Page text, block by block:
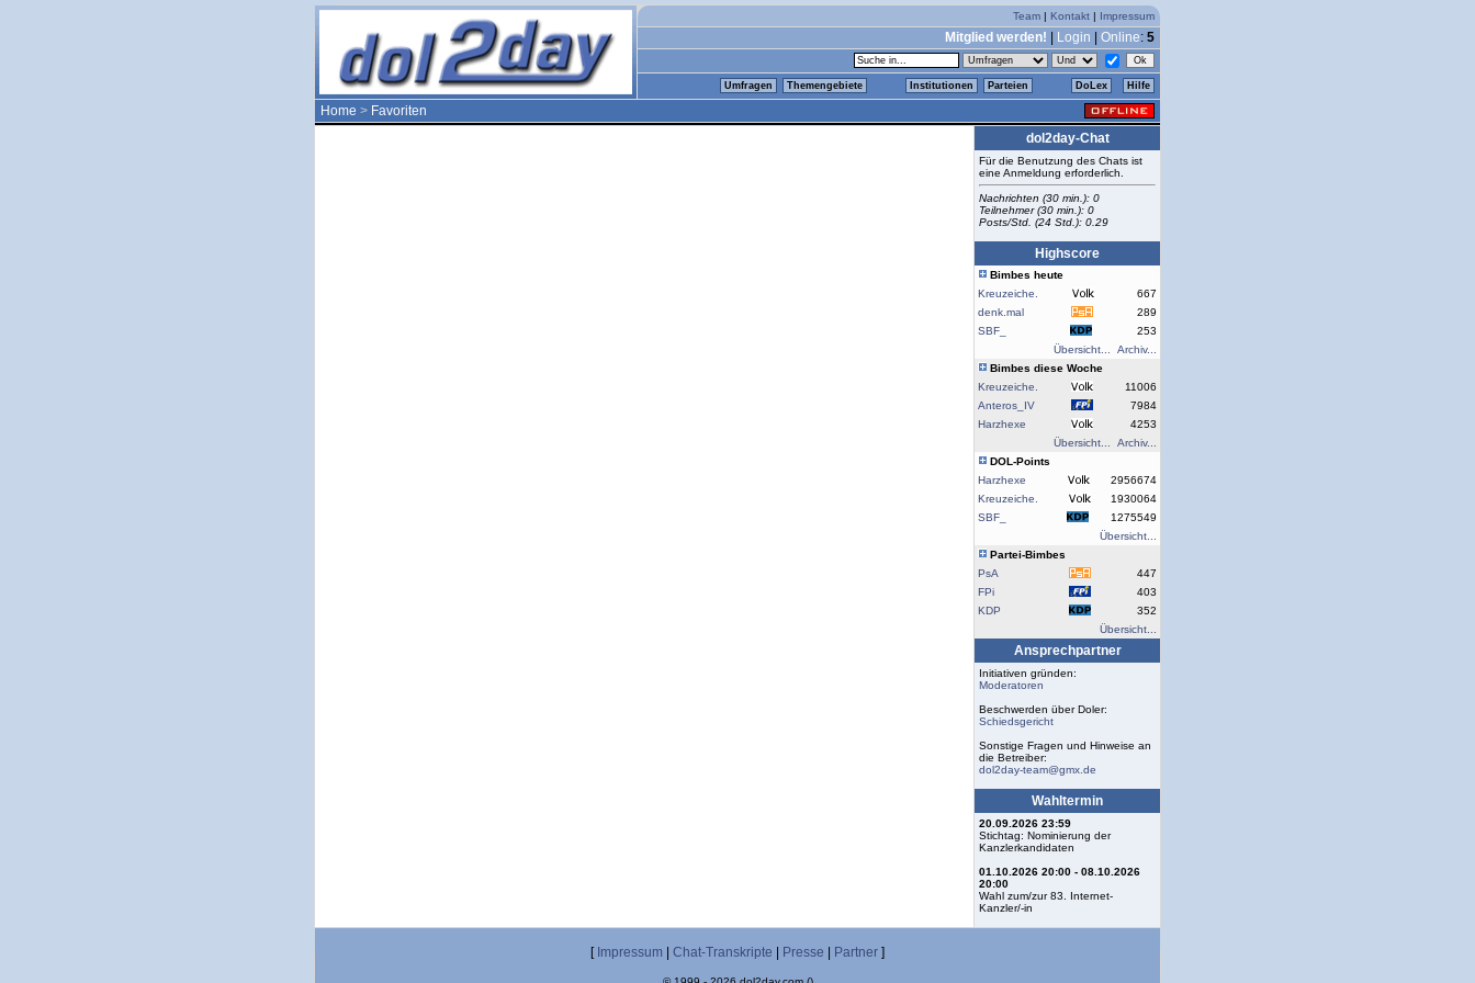
Team | Kontakt | Impressum
Mitglied werden! Login Online: 5
Umfragen Themengebiete Institutionen Parteien DoLex Hilfe
Home > Favoriten
dol2day-Chat
Für die Benutzung des Chats ist
eine Anmeldung erforderlich.
Nachrichten (30 min.): 0
Teilnehmer (30 min.): 0
Posts/Std. (24 Std.): 0.29
Highscore
Bimbes heute
Kreuzeiche.
667
denk.mal
289
SBF_
253
Übersicht...
Archiv...
Bimbes diese Woche
Kreuzeiche.
11006
Anteros_IV
7984
Harzhexe
4253
Übersicht...
Archiv...
DOL-Points
Harzhexe
2956674
Kreuzeiche.
1930064
SBF_
1275549
Übersicht...
Partei-Bimbes
PsA
447
FPi
403
KDP
352
Übersicht...
Ansprechpartner
Initiativen gründen:
Moderatoren
Beschwerden über Doler:
Schiedsgericht
Sonstige Fragen und Hinweise an
die Betreiber:
dol2day-team@gmx.de
Wahltermin
20.09.2026 23:59
Stichtag: Nominierung der
Kanzlerkandidaten
01.10.2026 20:00 - 08.10.2026
20:00
Wahl zum/zur 83. Internet-
Kanzler/-in
[ Impressum Chat-Transkripte Presse Partner ]